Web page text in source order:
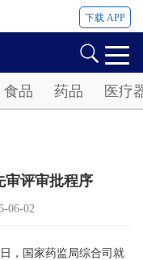
下载 APP
食品 药品 医疗
审评审批程序
06-02
，国家药监局综合司就